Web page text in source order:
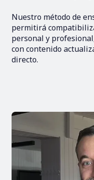
Nuestro método de
permitirá
personal y
con contenido
directo.